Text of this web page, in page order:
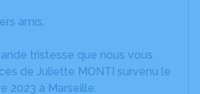
amis,
tristesse que nous vous
de Juliette MONTI survenu le
2023 à Marseille.